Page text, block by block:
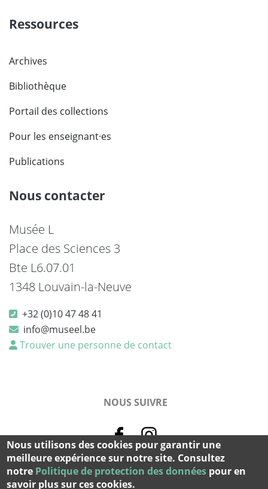
Ressources
Archives
Bibliothèque
Portail des collections
Pour les enseignant·es
Publications
Nous contacter
Musée L
Place des Sciences 3
Bte L6.07.01
1348 Louvain-la-Neuve
+32 (0)10 47 48 41
info@museel.be
Trouver une personne de contact
NOUS SUIVRE
© 2026 Musée L Tous droits réservés -cookies et vie privée
Nous utilisons des cookies pour garantir une
meilleure expérience sur notre site. Consultez
notre Politique de protection des données pour en
savoir plus sur ces cookies.